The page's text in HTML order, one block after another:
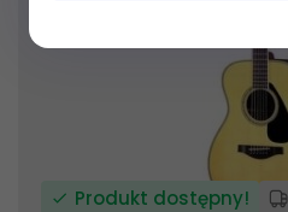
Produkt dostępny!